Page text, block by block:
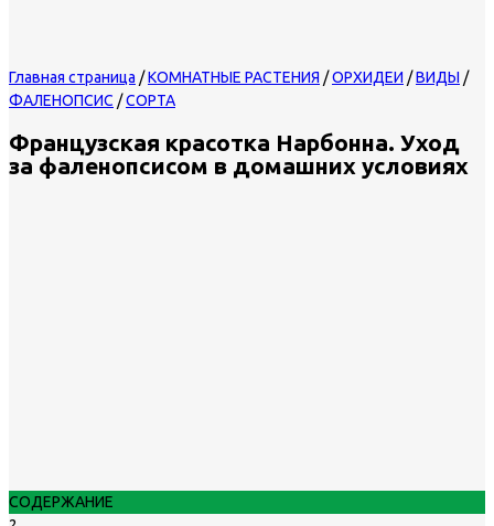
Главная страница /КОМНАТНЫЕ РАСТЕНИЯ /ОРХИДЕИ /ВИДЫ /
ФАЛЕНОПСИС /СОРТА
Французская красотка Нарбонна. Уход
за фаленопсисом в домашних условиях
СОДЕРЖАНИЕ